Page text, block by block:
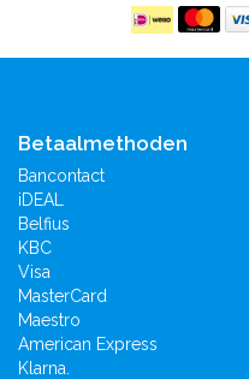
Betaalmethoden
Bancontact
iDEAL
Belfius
KBC
Visa
MasterCard
Maestro
American Express
Klarna.